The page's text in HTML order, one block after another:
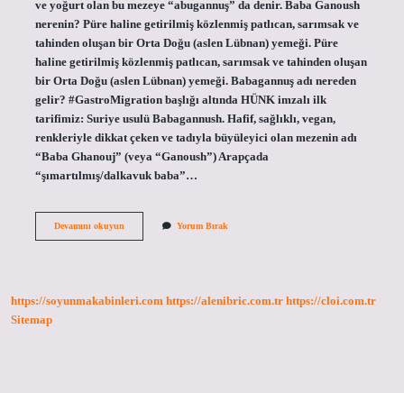
ve yoğurt olan bu mezeye “abugannuş” da denir. Baba Ganoush
nerenin? Püre haline getirilmiş közlenmiş patlıcan, sarımsak ve
tahinden oluşan bir Orta Doğu (aslen Lübnan) yemeği. Püre
haline getirilmiş közlenmiş patlıcan, sarımsak ve tahinden oluşan
bir Orta Doğu (aslen Lübnan) yemeği. Babagannuş adı nereden
gelir? #GastroMigration başlığı altında HÜNK imzalı ilk
tarifimiz: Suriye usulü Babagannush. Hafif, sağlıklı, vegan,
renkleriyle dikkat çeken ve tadıyla büyüleyici olan mezenin adı
“Baba Ghanouj” (veya “Ganoush”) Arapçada
“şımartılmış/dalkavuk baba”…
Devamını okuyunBabagannus Yorum Bırak
https://soyunmakabinleri.com https://alenibric.com.tr https://cloi.com.tr
Sitemap